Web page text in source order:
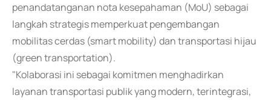
penandatanganan nota kesepahaman (MoU) sebagai
langkah strategis memperkuat pengembangan
mobilitas cerdas (smart mobility) dan transportasi hijau
(green transportation).
"Kolaborasi ini sebagai komitmen menghadirkan
layanan transportasi publik yang modern, terintegrasi,